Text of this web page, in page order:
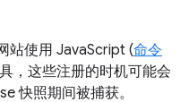
站使用 JavaScript (命令
，这些注册的时机可能会
快照期间被捕获。